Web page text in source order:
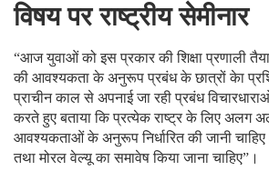
विषय पर राष्ट्रीय सेमीनार
“आज युवाओं को इस प्रकार की शिक्षा प्रणाली
की आवश्यकता के अनुरूप प्रबंध के छात्रों केा
प्राचीन काल से अपनाई जा रही प्रबंध
करते हुए बताया कि प्रत्येक राष्ट्र के लिए अलग
आवश्यकताओं के अनुरूप निर्धारित की जानी
तथा मोरल वेल्यू का समावेष किया जाना चाहिए”।